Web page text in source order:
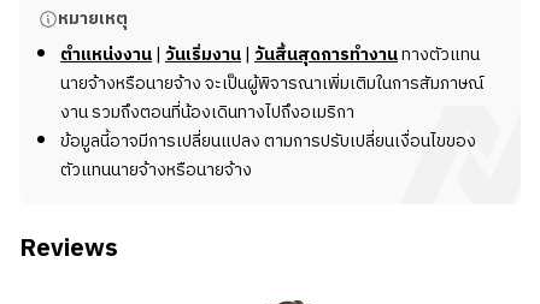
รายละเอียดงาน
เรากำลังมองหาพนักงานทำความสะอาดที่ละเอียดรอบคอบ
และเชื่อถือได้มาเข้าร่วมทีมของเรา ในฐานะพนักงานทำความ
สะอาด น้อง ๆ จะรับผิดชอบในการรักษาความสะอาดและ
ความเรียบร้อยในสถานที่ต่าง ๆ ทั้งที่พักอาศัยและสถานที่
พาณิชย์ นี่คืองานที่สำคัญในการสร้างบรรยากาศที่สะอาด
หน้าที่และความรับผิดชอบ
หมายเหตุ
ตำแหน่งงาน| วันเริ่มงาน| วันสิ้นสุดการทำงานทางตัวแทน
นายจ้างหรือนายจ้าง จะเป็นผู้พิจารณาเพิ่มเติมในการสัมภาษณ์
งาน รวมถึงตอนที่น้องเดินทางไปถึงอเมริกา
ข้อมูลนี้อาจมีการเปลี่ยนแปลง ตามการปรับเปลี่ยนเงื่อนไขของ
ตัวแทนนายจ้างหรือนายจ้าง
Reviews